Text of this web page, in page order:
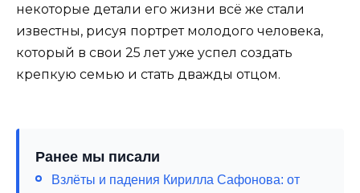
некоторые детали его жизни всё же стали
известны, рисуя портрет молодого человека,
который в свои 25 лет уже успел создать
крепкую семью и стать дважды отцом.
Ранее мы писали
Взлёты и падения Кирилла Сафонова: от